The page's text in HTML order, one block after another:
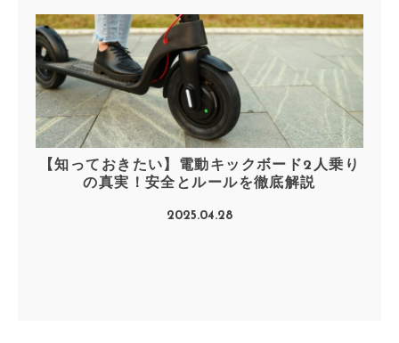
【知っておきたい】電動キックボード2人乗り
の真実！安全とルールを徹底解説
2025.04.28